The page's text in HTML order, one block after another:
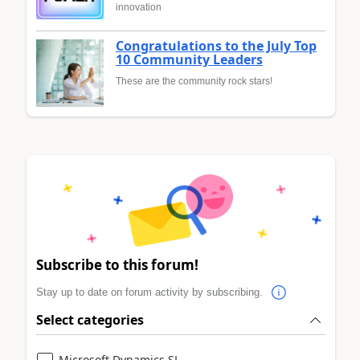
innovation
Congratulations to the July Top
10 Community Leaders
These are the community rock stars!
Subscribe to this forum!
Stay up to date on forum activity by subscribing.
Select categories